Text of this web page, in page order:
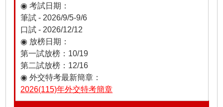
◉ 考試日期：
筆試 - 2026/9/5-9/6
口試 - 2026/12/12
◉ 放榜日期：
第一試放榜：10/19
第二試放榜：12/16
◉ 外交特考最新簡章：
2026(115)年外交特考簡章